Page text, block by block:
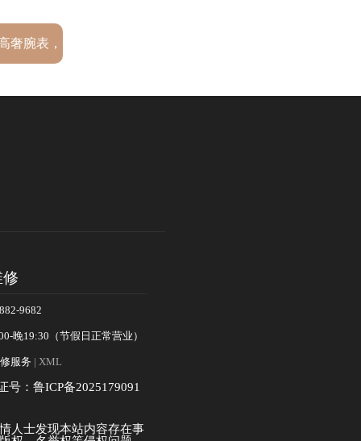
奢腕表，
9682
晚19:30（节假日正常营业）
服务 | XML
号：鲁ICP备2025179091
人士发现本站内容存在事